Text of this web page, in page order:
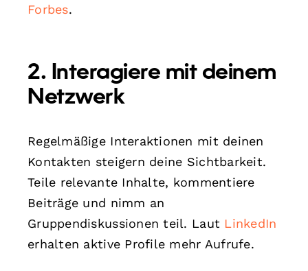
Forbes.
2. Interagiere mit deinem
Netzwerk
Regelmäßige Interaktionen mit deinen
Kontakten steigern deine Sichtbarkeit.
Teile relevante Inhalte, kommentiere
Beiträge und nimm an
Gruppendiskussionen teil. Laut LinkedIn
erhalten aktive Profile mehr Aufrufe.